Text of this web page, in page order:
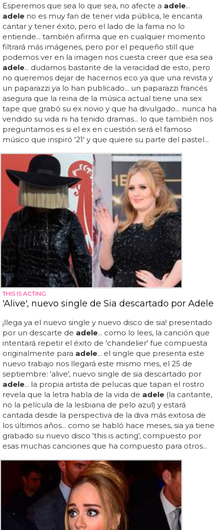
Esperemos que sea lo que sea, no afecte a adele...
adele no es muy fan de tener vida pública, le encanta
cantar y tener éxito, pero el lado de la fama no lo
entiende... también afirma que en cualquier momento
filtrará más imágenes, pero por el pequeño still que
podemos ver en la imagen nos cuesta creer que esa sea
adele... dudamos bastante de la veracidad de esto, pero
no queremos dejar de hacernos eco ya que una revista y
un paparazzi ya lo han publicado... un paparazzi francés
asegura que la reina de la música actual tiene una sex
tape que grabó su ex novio y que ha divulgado... nunca ha
vendido su vida ni ha tenido dramas... lo que también nos
preguntamos es si el ex en cuestión será el famoso
músico que inspiró '21' y que quiere su parte del pastel...
THIS IS ACTING
'Alive', nuevo single de Sia descartado por Adele
¡llega ya el nuevo single y nuevo disco de sia! presentado
por un descarte de adele... como lo lees, la canción que
intentará repetir el éxito de 'chandelier' fue compuesta
originalmente para adele... el single que presenta este
nuevo trabajo nos llegará este mismo mes, el 25 de
septiembre: 'alive', nuevo single de sia descartado por
adele... la propia artista de pelucas que tapan el rostro
revela que la letra habla de la vida de adele (la cantante,
no la película de la lesbiana de pelo azul) y estará
cantada desde la perspectiva de la diva más exitosa de
los últimos años... como se habló hace meses, sia ya tiene
grabado su nuevo disco 'this is acting', compuesto por
esas muchas canciones que ha compuesto para otros...